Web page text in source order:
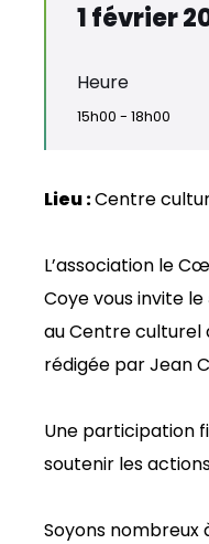
1 février
Heure
15h00 - 18h00
Lieu :Centre
L’association le
Coye vous invite le
au Centre culturel
rédigée par Jean
Une participation
soutenir les
Soyons